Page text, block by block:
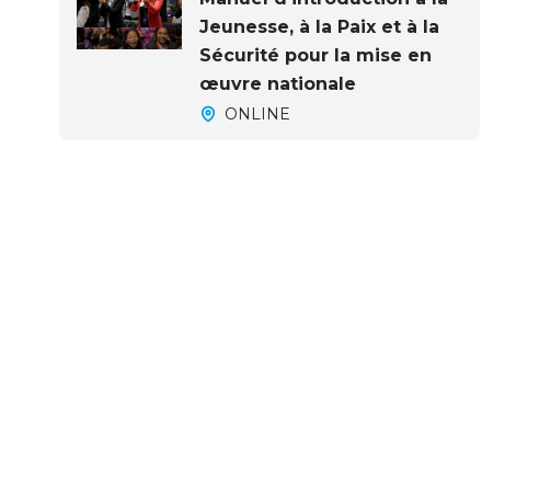
Jeunesse, à la Paix et à la
Sécurité pour la mise en
œuvre nationale
ONLINE